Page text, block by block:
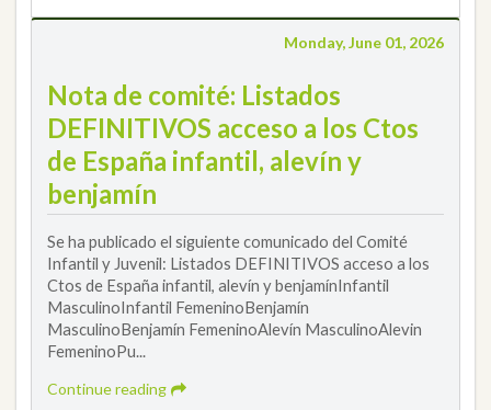
Monday, June 01, 2026
Nota de comité: Listados
DEFINITIVOS acceso a los Ctos
de España infantil, alevín y
benjamín
Se ha publicado el siguiente comunicado del Comité
Infantil y Juvenil: Listados DEFINITIVOS acceso a los
Ctos de España infantil, alevín y benjamínInfantil
MasculinoInfantil FemeninoBenjamín
MasculinoBenjamín FemeninoAlevín MasculinoAlevin
FemeninoPu...
Continue reading